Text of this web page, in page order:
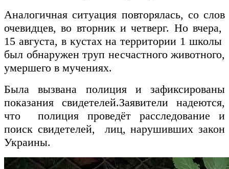
Аналогичная ситуация повторялась, со слов
очевидцев, во вторник и четверг. Но вчера,
15 августа, в кустах на территории 1 школы
был обнаружен труп несчастного животного,
умершего в мучениях.
Была вызвана полиция и зафиксированы
показания свидетелей.Заявители надеются,
что полиция проведёт расследование и
поиск свидетелей, лиц, нарушивших закон
Украины.